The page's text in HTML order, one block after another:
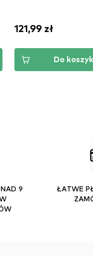
121,99 zł
Do
9
ŁATWE